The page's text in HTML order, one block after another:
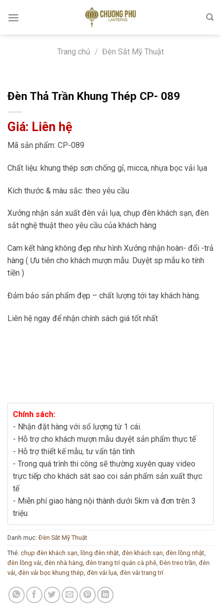
Trang chủ / Đèn Sắt Mỹ Thuật
Đèn Thả Trần Khung Thép CP- 089
Giá: Liên hệ
Mã sản phẩm: CP-089
Chất liệu: khung thép sơn chống gỉ, micca, nhựa bọc vải lụa
Kích thước & màu sắc: theo yêu cầu
Xưởng nhận sản xuất đèn vải lụa, chụp đèn khách sạn, đèn
sắt nghệ thuật theo yêu cầu của khách hàng
Cam kết hàng không đẹp như hình Xưởng nhận hoàn- đổi -trả
hàng ( Ưu tiên cho khách mượn mẫu. Duyệt sp mẫu ko tính
tiền )
Đảm bảo sản phẩm đẹp – chất lượng tới tay khách hàng.
Liên hệ ngay để nhận chính sách giá tốt nhất
Chính sách:
- Nhận đặt hàng với số lượng từ 1 cái.
- Hỗ trợ cho khách mượn mẫu duyệt sản phẩm thực tế
- Hỗ trợ thiết kế mẫu, tư vấn tận tình
- Trong quá trình thi công sẽ thường xuyên quay video
trực tiếp cho khách sát sao coi sản phẩm sản xuất thực
tế
- Miễn phí giao hàng nội thành dưới 5km và đơn trên 3
triệu
Danh mục: Đèn Sắt Mỹ Thuật
Thẻ: chụp đèn khách sạn lồng đèn nhật đèn khách sạn đèn lồng nhật
đèn lồng vải đèn nhà hàng đèn trang trí quán cà phê Đèn treo trần đèn
vải đèn vải bọc khung thép đèn vải lụa đèn vải trang trí